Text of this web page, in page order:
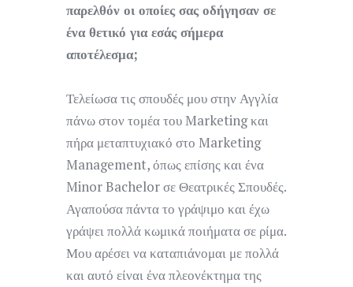
παρελθόν οι οποίες σας οδήγησαν σε
ένα θετικό για εσάς σήμερα
αποτέλεσμα;
Τελείωσα τις σπουδές μου στην Αγγλία
πάνω στον τομέα του Marketing και
πήρα μεταπτυχιακό στο Marketing
Management, όπως επίσης και ένα
Minor Bachelor σε Θεατρικές Σπουδές.
Αγαπούσα πάντα το γράψιμο και έχω
γράψει πολλά κωμικά ποιήματα σε ρίμα.
Μου αρέσει να καταπιάνομαι με πολλά
και αυτό είναι ένα πλεονέκτημα της